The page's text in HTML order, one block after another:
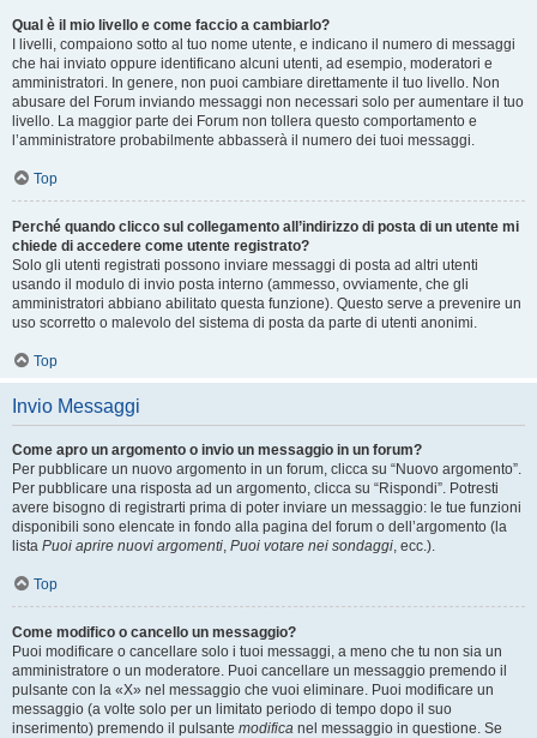
Qual è il mio livello e come faccio a cambiarlo?
I livelli, compaiono sotto al tuo nome utente, e indicano il numero di messaggi
che hai inviato oppure identificano alcuni utenti, ad esempio, moderatori e
amministratori. In genere, non puoi cambiare direttamente il tuo livello. Non
abusare del Forum inviando messaggi non necessari solo per aumentare il tuo
livello. La maggior parte dei Forum non tollera questo comportamento e
l’amministratore probabilmente abbasserà il numero dei tuoi messaggi.
Top
Perché quando clicco sul collegamento all’indirizzo di posta di un utente mi
chiede di accedere come utente registrato?
Solo gli utenti registrati possono inviare messaggi di posta ad altri utenti
usando il modulo di invio posta interno (ammesso, ovviamente, che gli
amministratori abbiano abilitato questa funzione). Questo serve a prevenire un
uso scorretto o malevolo del sistema di posta da parte di utenti anonimi.
Top
Invio Messaggi
Come apro un argomento o invio un messaggio in un forum?
Per pubblicare un nuovo argomento in un forum, clicca su “Nuovo argomento”.
Per pubblicare una risposta ad un argomento, clicca su “Rispondi”. Potresti
avere bisogno di registrarti prima di poter inviare un messaggio: le tue funzioni
disponibili sono elencate in fondo alla pagina del forum o dell’argomento (la
lista Puoi aprire nuovi argomenti, Puoi votare nei sondaggi, ecc.).
Top
Come modifico o cancello un messaggio?
Puoi modificare o cancellare solo i tuoi messaggi, a meno che tu non sia un
amministratore o un moderatore. Puoi cancellare un messaggio premendo il
pulsante con la «X» nel messaggio che vuoi eliminare. Puoi modificare un
messaggio (a volte solo per un limitato periodo di tempo dopo il suo
inserimento) premendo il pulsante modifica nel messaggio in questione. Se